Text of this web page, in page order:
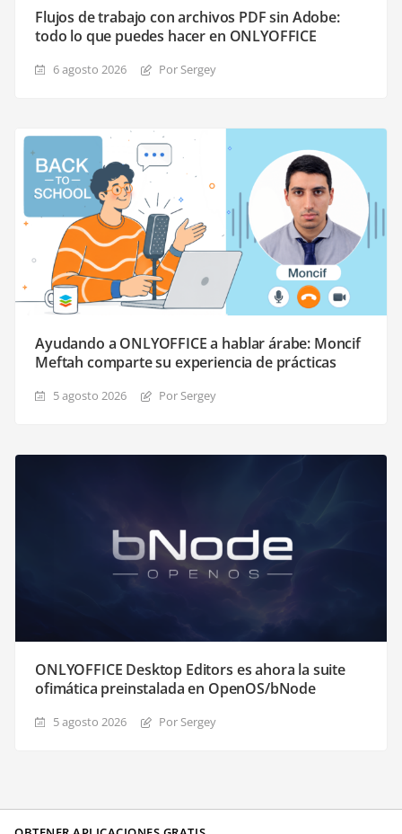
Flujos de trabajo con archivos PDF sin Adobe:
todo lo que puedes hacer en ONLYOFFICE
6 agosto 2026 Por Sergey
Ayudando a ONLYOFFICE a hablar árabe: Moncif
Meftah comparte su experiencia de prácticas
5 agosto 2026 Por Sergey
ONLYOFFICE Desktop Editors es ahora la suite
ofimática preinstalada en OpenOS/bNode
5 agosto 2026 Por Sergey